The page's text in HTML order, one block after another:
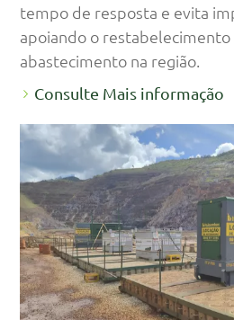
tempo de resposta e evita
apoiando o
abastecimento na região.
Consulte Mais informação